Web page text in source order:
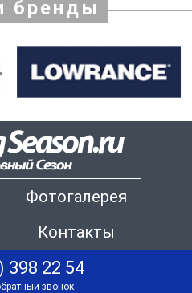
бренды
Фотогалерея
Контакты
398 22 54
звонок